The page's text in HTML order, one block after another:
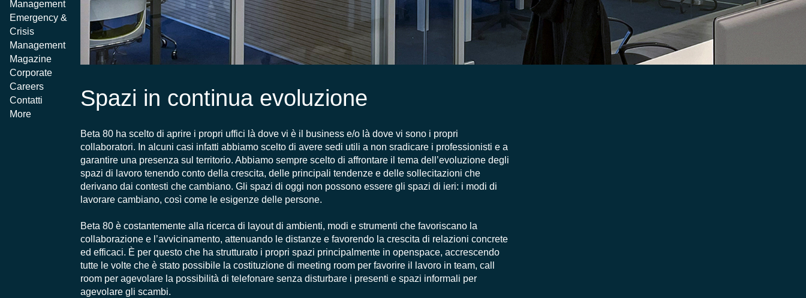
Management
Emergency &
Crisis
Management
Magazine
Corporate
Careers
Contatti
More
Spazi in continua evoluzione
Beta 80 ha scelto di aprire i propri uffici là dove vi è il business e/o là dove vi sono i propri
collaboratori. In alcuni casi infatti abbiamo scelto di avere sedi utili a non sradicare i professionisti e a
garantire una presenza sul territorio. Abbiamo sempre scelto di affrontare il tema dell’evoluzione degli
spazi di lavoro tenendo conto della crescita, delle principali tendenze e delle sollecitazioni che
derivano dai contesti che cambiano. Gli spazi di oggi non possono essere gli spazi di ieri: i modi di
lavorare cambiano, così come le esigenze delle persone.
Beta 80 è costantemente alla ricerca di layout di ambienti, modi e strumenti che favoriscano la
collaborazione e l’avvicinamento, attenuando le distanze e favorendo la crescita di relazioni concrete
ed efficaci. È per questo che ha strutturato i propri spazi principalmente in openspace, accrescendo
tutte le volte che è stato possibile la costituzione di meeting room per favorire il lavoro in team, call
room per agevolare la possibilità di telefonare senza disturbare i presenti e spazi informali per
agevolare gli scambi.